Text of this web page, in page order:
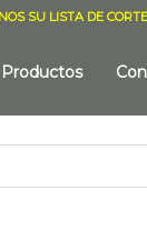
SU LISTA DE CORTE
Productos